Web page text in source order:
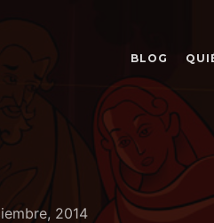
BLOG
2014